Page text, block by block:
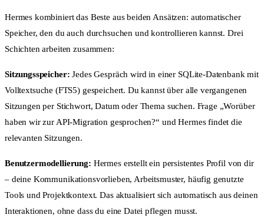
Hermes kombiniert das Beste aus beiden Ansätzen: automatischer
Speicher, den du auch durchsuchen und kontrollieren kannst. Drei
Schichten arbeiten zusammen:
Sitzungsspeicher: Jedes Gespräch wird in einer SQLite-Datenbank mit
Volltextsuche (FTS5) gespeichert. Du kannst über alle vergangenen
Sitzungen per Stichwort, Datum oder Thema suchen. Frage „Worüber
haben wir zur API-Migration gesprochen?“ und Hermes findet die
relevanten Sitzungen.
Benutzermodellierung: Hermes erstellt ein persistentes Profil von dir
– deine Kommunikationsvorlieben, Arbeitsmuster, häufig genutzte
Tools und Projektkontext. Das aktualisiert sich automatisch aus deinen
Interaktionen, ohne dass du eine Datei pflegen musst.